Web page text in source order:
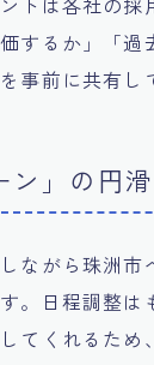
するか」「
事前に共有し
ン」の円
ながら珠洲市
。日程調整は
てくれるため